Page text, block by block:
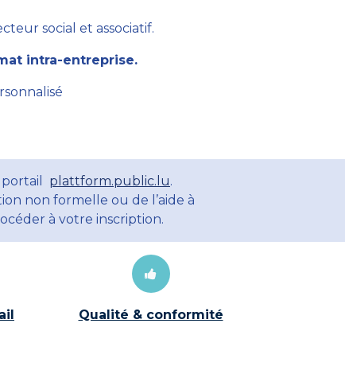
social et associatif.
intra-entreprise.
plattform.public.lu.
non formelle ou de l’aide à
à votre inscription.
Qualité & conformité